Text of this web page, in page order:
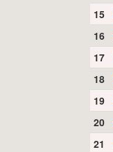
15
16
17
18
19
20
21